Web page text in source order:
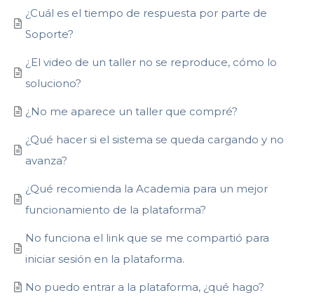
¿Cuál es el tiempo de respuesta por parte de
Soporte?
¿El video de un taller no se reproduce, cómo lo
soluciono?
¿No me aparece un taller que compré?
¿Qué hacer si el sistema se queda cargando y no
avanza?
¿Qué recomienda la Academia para un mejor
funcionamiento de la plataforma?
No funciona el link que se me compartió para
iniciar sesión en la plataforma.
No puedo entrar a la plataforma, ¿qué hago?